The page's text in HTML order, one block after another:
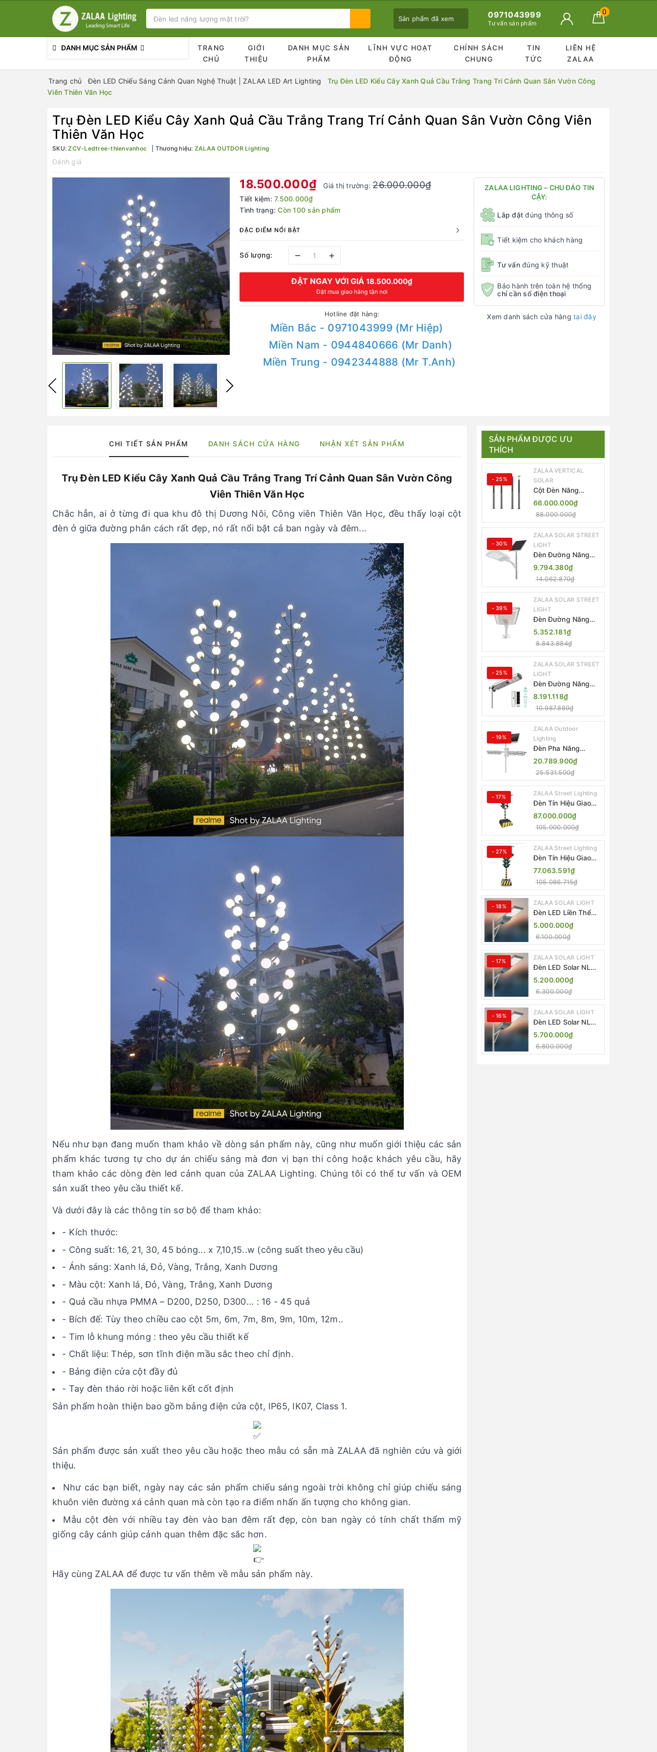
Sản phẩm đã xem 0971043999
Tư vấn sản phẩm
0
DANH MỤC SẢN PHẨM
TRANG
CHỦ
GIỚI
THIỆU
DANH MỤC SẢN
PHẨM
LĨNH VỰC HOẠT
ĐỘNG
CHÍNH SÁCH
CHUNG
TIN
TỨC
LIÊN HỆ
ZALAA
Trang chủ Đèn LED Chiếu Sáng Cảnh Quan Nghệ Thuật | ZALAA LED Art Lighting
Trụ Đèn LED Kiểu Cây Xanh Quả Cầu Trắng Trang Trí Cảnh Quan Sân Vườn Công
Viên Thiên Văn Học
Trụ Đèn LED Kiểu Cây Xanh Quả Cầu Trắng Trang Trí Cảnh Quan Sân Vườn Công Viên
Thiên Văn Học
SKU:ZCV-Ledtree-thienvanhoc Thương hiệu: ZALAA OUTDOR Lighting
Đánh giá
18.500.000₫ Giá thị trường:26.000.000₫
Tiết kiệm:7.500.000₫
Tình trạng: Còn 100 sản phẩm
ĐẶC ĐIỂM NỔI BẬT
Số lượng: – +
ĐẶT NGAY VỚI GIÁ 18.500.000₫
Đặt mua giao hàng tận nơi
Hotline đặt hàng:
Miền Bắc - 0971043999 (Mr Hiệp)
Miền Nam - 0944840666 (Mr Danh)
Miền Trung - 0942344888 (Mr T.Anh)
ZALAA LIGHTING – CHU ĐÁO TIN
CẬY:
Lắp đặt đúng thông số
Tiết kiệm cho khách hàng
Tư vấnđúng kỹ thuật
Bảo hành trên toàn hệ thống
chỉ cần số điện thoại
Xem danh sách cửa hàngtại đây
CHI TIẾT SẢN PHẨM DANH SÁCH CỬA HÀNG NHẬN XÉT SẢN PHẨM
Trụ Đèn LED Kiểu Cây Xanh Quả Cầu Trắng Trang Trí Cảnh Quan Sân Vườn Công
Viên Thiên Văn Học
Chắc hẳn, ai ở từng đi qua khu đô thị Dương Nôi, Công viên Thiên Văn Học, đều thấy loại cột
đèn ở giữa đường phân cách rất đẹp, nó rất nổi bật cả ban ngày và đêm...
Nếu như bạn đang muốn tham khảo về dòng sản phẩm này, cũng như muốn giới thiệu các sản
phẩm khác tương tự cho dự án chiếu sáng mà đơn vị bạn thi công hoặc khách yêu cầu, hãy
tham khảo các dòng đèn led cảnh quan của ZALAA Lighting. Chúng tôi có thể tư vấn và OEM
sản xuất theo yêu cầu thiết kế.
Và dưới đây là các thông tin sơ bộ để tham khảo:
- Kích thước:
- Công suất: 16, 21, 30, 45 bóng... x 7,10,15..w (công suất theo yêu cầu)
- Ánh sáng: Xanh lá, Đỏ, Vàng, Trắng, Xanh Dương
- Màu cột: Xanh lá, Đỏ, Vàng, Trắng, Xanh Dương
- Quả cầu nhựa PMMA – D200, D250, D300... : 16 - 45 quả
- Bích đế: Tùy theo chiều cao cột 5m, 6m, 7m, 8m, 9m, 10m, 12m..
- Tim lỗ khung móng : theo yêu cầu thiết kế
- Chất liệu: Thép, sơn tĩnh điện mầu sắc theo chỉ định.
- Bảng điện cửa cột đầy đủ
- Tay đèn tháo rời hoặc liên kết cốt định
Sản phẩm hoàn thiện bao gồm bảng điện cửa cột, IP65, IK07, Class 1.
Sản phẩm được sản xuất theo yêu cầu hoặc theo mẫu có sẵn mà ZALAA đã nghiên cứu và giới
thiệu.
Như các bạn biết, ngày nay các sản phẩm chiếu sáng ngoài trời không chỉ giúp chiếu sáng
khuôn viên đường xá cảnh quan mà còn tạo ra điểm nhấn ấn tượng cho không gian.
Mẫu cột đèn với nhiều tay đèn vào ban đêm rất đẹp, còn ban ngày có tính chất thẩm mỹ
giống cây cảnh giúp cảnh quan thêm đặc sắc hơn.
Hãy cùng ZALAA để được tư vấn thêm về mẫu sản phẩm này.
SẢN PHẨM ĐƯỢC ƯU
THÍCH
- 25%
ZALAA VERTICAL
SOLAR
Cột Đèn Năng
Lượng Mặt Trời Dọc
Thông Minh ZSR-
YYDS-360 | ZALAA
Jsc
66.000.000₫
88.000.000₫
- 30%
ZALAA SOLAR STREET
LIGHT
Đèn Đường Năng
Lượng Mặt Trời
Thông Minh Điều
Khiển MPPT ZL-
GMX01 ZALAA
9.794.380₫
14.062.870₫
- 39%
ZALAA SOLAR STREET
LIGHT
Đèn Đường Năng
Lượng Mặt Trời
Nhôm Đúc ZALAA
ZL-BWH Cao Cấp
IP65
5.352.181₫
8.843.884₫
- 25%
ZALAA SOLAR STREET
LIGHT
Đèn Đường Năng
Lượng Mặt Trời Tích
Hợp Camera ZALAA
ZL-BJ04-CCTV
(80W, IP65)
8.191.118₫
10.987.889₫
- 19%
ZALAA Outdoor
Lighting
Đèn Pha Năng
Lượng Mặt Trời Sân
Thể Thao ZALAA
Jsc Chống Nước
IP65 Cao Cấp
20.789.900₫
25.531.500₫
- 17% ZALAA Street Lighting
Đèn Tín Hiệu Giao
Thông Di Động Năng
Lượng Mặt Trời
ZALAA ZL-300A-D
87.000.000₫
105.000.000₫
- 27% ZALAA Street Lighting
Đèn Tín Hiệu Giao
Thông Di Động Năng
Lượng Mặt Trời
ZALAA ZL-409300C
77.063.591₫
105.086.715₫
- 18% ZALAA SOLAR LIGHT
Đèn LED Liền Thể
ZALAA Solar Street
Light ZKC-TG 20W
25W 30W All In One
5.000.000₫
6.100.000₫
- 17% ZALAA SOLAR LIGHT
Đèn LED Solar NLMT
Liền Thể ZKC-TG
20W All in One |
ZALAA Street Light
5.200.000₫
6.300.000₫
- 16% ZALAA SOLAR LIGHT
Đèn LED Solar NLMT
Liền Thể ZKC-TG
25W All in One |
ZALAA Street Light
5.700.000₫
6.800.000₫